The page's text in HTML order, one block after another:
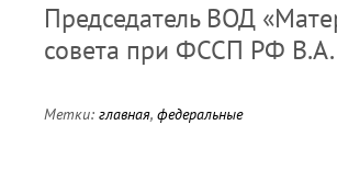
Председатель ВОД
совета при ФССП РФ В.А.
Метки: главная, федеральные